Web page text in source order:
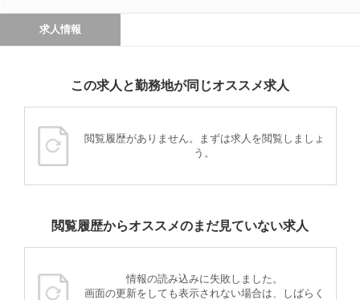
求人情報
この求人と勤務地が同じオススメ求人
閲覧履歴がありません。まずは求人を閲覧しましょ
う。
閲覧履歴からオススメのまだ見ていない求人
情報の読み込みに失敗しました。
画面の更新をしても表示されない場合は、しばらく